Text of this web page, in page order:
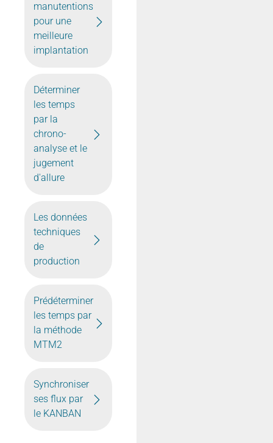
manutentions
pour une
meilleure
implantation
Déterminer
les temps
par la
chrono-
analyse et le
jugement
d'allure
Les données
techniques
de
production
Prédéterminer
les temps par
la méthode
MTM2
Synchroniser
ses flux par
le KANBAN